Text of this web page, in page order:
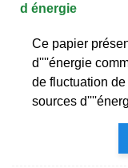
d énergie
Ce papier
d''''énergie
de fluctuation
sources